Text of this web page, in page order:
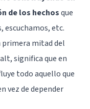
de los hechosque
escuchamos, etc.
primera mitad del
, significa que en
todo aquello que
vez de depender